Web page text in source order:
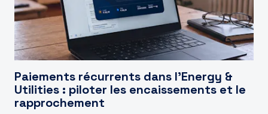
Paiements récurrents dans l’Energy &
Utilities : piloter les encaissements et le
rapprochement